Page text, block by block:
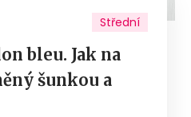
Střední
bleu. Jak na
šunkou a